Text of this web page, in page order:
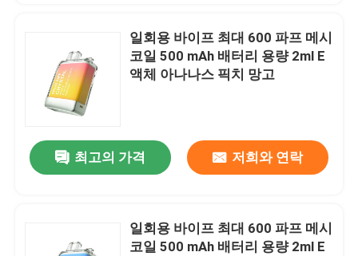
일회용 바이프 최대 600 파프 메시
코일 500 mAh 배터리 용량 2ml E
액체 아나나스 픽치 망고
최고의 가격 저희와 연락
일회용 바이프 최대 600 파프 메시
코일 500 mAh 배터리 용량 2ml E